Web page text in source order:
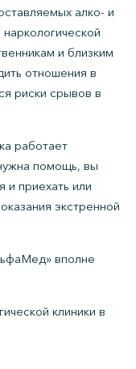
алко- и
и близким
отношения в
риски срывов в
работает
помощь, вы
приехать или
экстренной
вполне
клиники в